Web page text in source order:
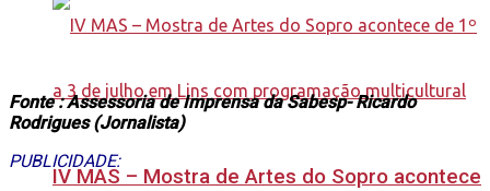
IV MAS – Mostra de Artes do Sopro acontece
Fonte : Assessoria de Imprensa da Sabesp- Ricardo
Rodrigues (Jornalista)
PUBLICIDADE: